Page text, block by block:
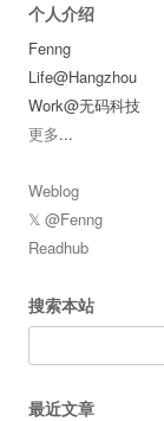
个人介绍
Fenng
Life@Hangzhou
Work@无码科技
更多...
Weblog
𝕏 @Fenng
Readhub
搜索本站
for:
最近文章